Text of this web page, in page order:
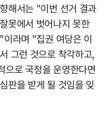
해서는 "이번 선거 결과
못에서 벗어나지 못한
라며 "집권 여당은 이
그런 것으로 착각하고,
으로 국정을 운영한다면
판을 받게 될 것임을 잊